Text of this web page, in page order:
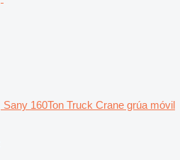
Sany 160Ton Truck Crane grúa móvil